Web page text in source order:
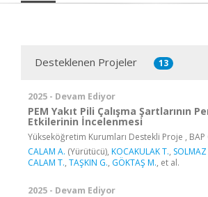
Desteklenen Projeler 13
2025 - Devam Ediyor
PEM Yakıt Pili Çalışma Şartlarının
Etkilerinin İncelenmesi
Yükseköğretim Kurumları Destekli Proje ,
CALAM A. (Yürütücü), KOCAKULAK T.,
CALAM T., TAŞKIN G., GÖKTAŞ M., et al.
2025 - Devam Ediyor